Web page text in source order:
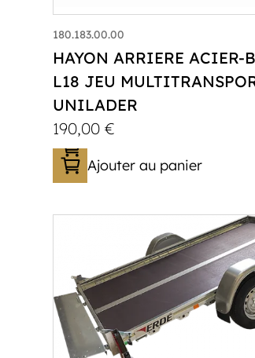
180.183.00.00
HAYON ARRIERE ACIER-
L18 JEU
UNILADER
190,00€
Ajouter au panier